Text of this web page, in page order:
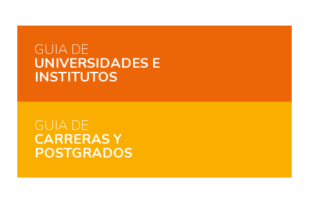
GUIA DE
UNIVERSIDADES E
INSTITUTOS
GUIA DE
CARRERAS Y
POSTGRADOS